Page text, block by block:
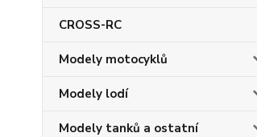
CROSS-RC
Modely motocyklů
Modely lodí
Modely tanků a ostatní